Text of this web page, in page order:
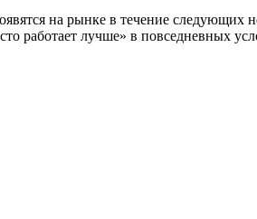
на рынке в течение следующих
работает лучше» в